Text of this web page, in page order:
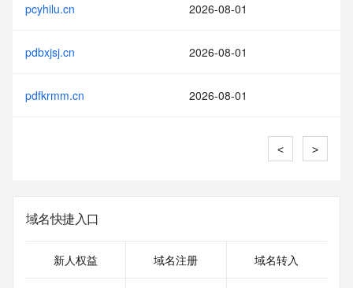
pcyhilu.cn 2026-08-01
pdbxjsj.cn 2026-08-01
pdfkrmm.cn 2026-08-01
< >
域名快捷入口
新人权益 域名注册 域名转入